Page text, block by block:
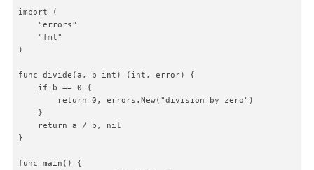
import (
    "errors"
    "fmt"
)
func divide(a, b int) (int, error) {
    if b == 0 {
        return 0, errors.New("division by zero")
    }
    return a / b, nil
}
func main() {